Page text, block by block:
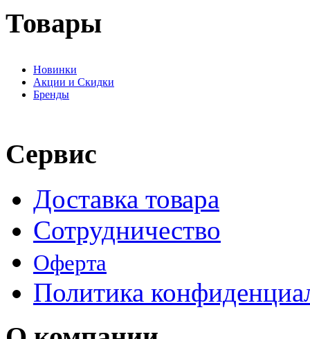
Товары
Новинки
Акции и Скидки
Бренды
Сервис
Доставка товара
Сотрудничество
Оферта
Политика